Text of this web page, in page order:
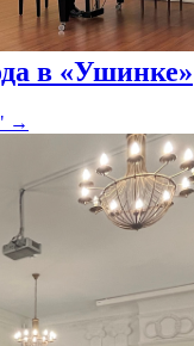
в «Ушинке»
→